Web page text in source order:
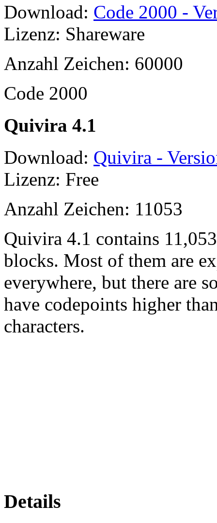
Download: Code 2000 -
Lizenz: Shareware
Anzahl Zeichen: 60000
Code 2000
Quivira 4.1
Download: Quivira -
Lizenz: Free
Anzahl Zeichen: 11053
Quivira 4.1 contains
blocks. Most of them are
everywhere, but there are
have codepoints higher
characters.
Details